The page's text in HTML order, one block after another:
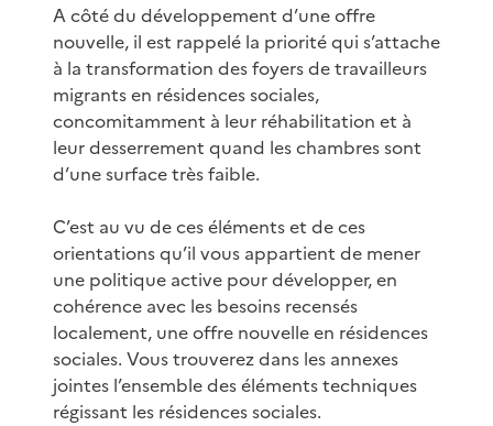
A côté du développement d’une offre
nouvelle, il est rappelé la priorité qui s’attache
à la transformation des foyers de travailleurs
migrants en résidences sociales,
concomitamment à leur réhabilitation et à
leur desserrement quand les chambres sont
d’une surface très faible.
C’est au vu de ces éléments et de ces
orientations qu’il vous appartient de mener
une politique active pour développer, en
cohérence avec les besoins recensés
localement, une offre nouvelle en résidences
sociales. Vous trouverez dans les annexes
jointes l’ensemble des éléments techniques
régissant les résidences sociales.